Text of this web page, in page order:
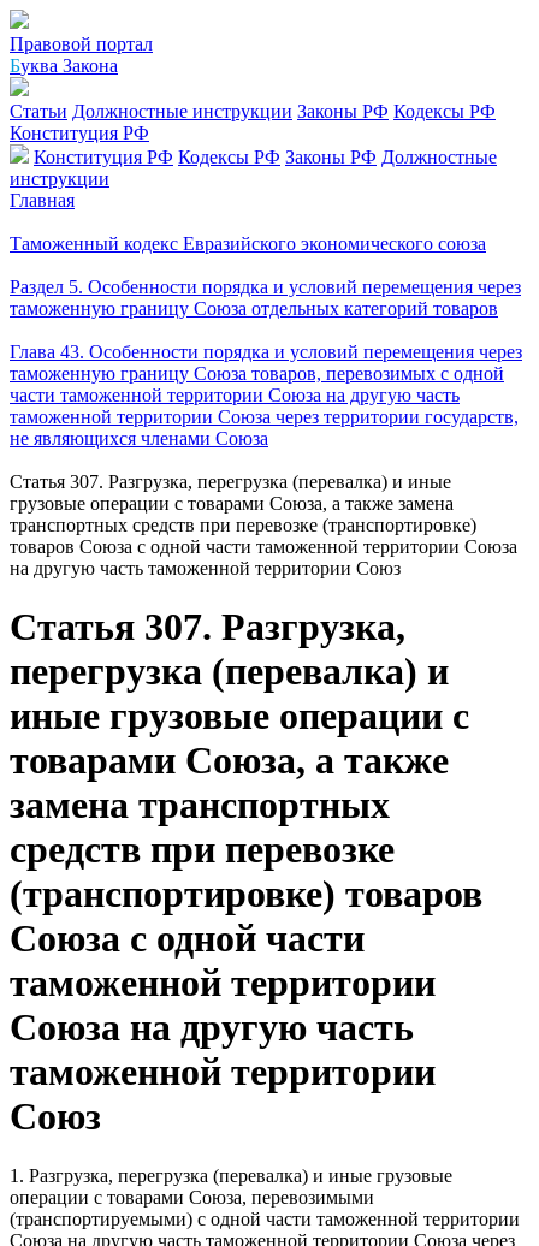
Правовой портал
Буква Закона
Статьи Должностные инструкции Законы РФ Кодексы РФ
Конституция РФ
Конституция РФ Кодексы РФ Законы РФ Должностные
инструкции
Главная
Таможенный кодекс Евразийского экономического союза
Раздел 5. Особенности порядка и условий перемещения через
таможенную границу Союза отдельных категорий товаров
Глава 43. Особенности порядка и условий перемещения через
таможенную границу Союза товаров, перевозимых с одной
части таможенной территории Союза на другую часть
таможенной территории Союза через территории государств,
не являющихся членами Союза
Статья 307. Разгрузка, перегрузка (перевалка) и иные
грузовые операции с товарами Союза, а также замена
транспортных средств при перевозке (транспортировке)
товаров Союза с одной части таможенной территории Союза
на другую часть таможенной территории Союз
Статья 307. Разгрузка,
перегрузка (перевалка) и
иные грузовые операции с
товарами Союза, а также
замена транспортных
средств при перевозке
(транспортировке) товаров
Союза с одной части
таможенной территории
Союза на другую часть
таможенной территории
Союз
1. Разгрузка, перегрузка (перевалка) и иные грузовые
операции с товарами Союза, перевозимыми
(транспортируемыми) с одной части таможенной территории
Союза на другую часть таможенной территории Союза через